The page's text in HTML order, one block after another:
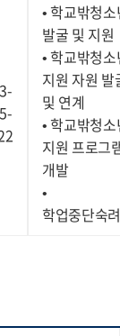
• 학교밖청
발굴 및 지원
• 학교밖청
지원 자원 발
및 연계
• 학교밖청
지원 프로그
개발
•
학업중단숙